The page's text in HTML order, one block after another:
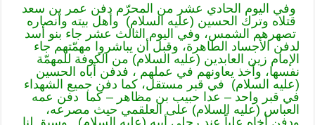
وفي اليوم الحادي عشر من المحرّم دفن عمر بن سعد
قتلاه وترك الحسين (عليه السلام) وأهل بيته وأنصاره
تصهرهم الشمس، وفي اليوم الثالث عشر جاء بنو أسد
لدفن الأجساد الطاهرة، وقبل أن يباشروا مهمّتهم جاء
الإمام زين العابدين (عليه السلام) من الكوفة للمهمّة
نفسها، وأخذ يعاونهم في عملهم ، فدفن أباه الحسين
(عليه السلام) في قبر مستقل، كما دفن جميع الشهداء
في قبر واحد – عدا حبيب بن مظاهر – كما دفن عمه
العباس (عليه السلام) على العلقمي حيث مصرعه،
ودفن أخاه علياً عند رجلي أبيه (عليه السلام) . وسبق لنا